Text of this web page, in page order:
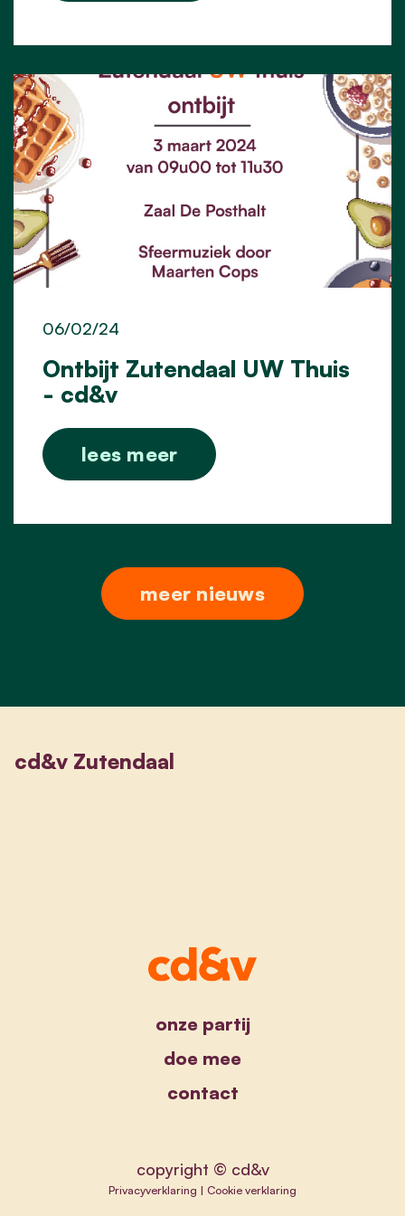
Ontbijt Zutendaal UW Thuis
- cd&v
06/02/24
lees meer
meer nieuws
cd&v Zutendaal
onze partij
doe mee
contact
copyright © cd&v
Privacyverklaring | Cookie verklaring